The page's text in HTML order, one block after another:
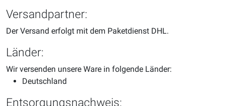
Versandpartner:
Der Versand erfolgt mit dem Paketdienst DHL.
Länder:
Wir versenden unsere Ware in folgende Länder:
Deutschland
Entsorgungsnachweis: